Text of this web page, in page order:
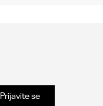
Prijavite se